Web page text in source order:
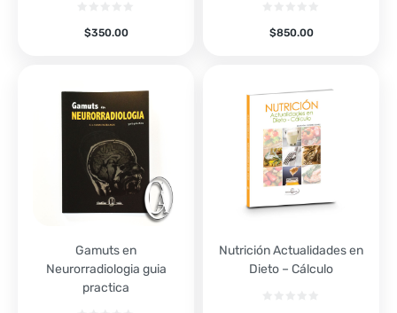
$350.00 $850.00
Gamuts en
Neurorradiologia guia
practica
Nutrición Actualidades en
Dieto – Cálculo